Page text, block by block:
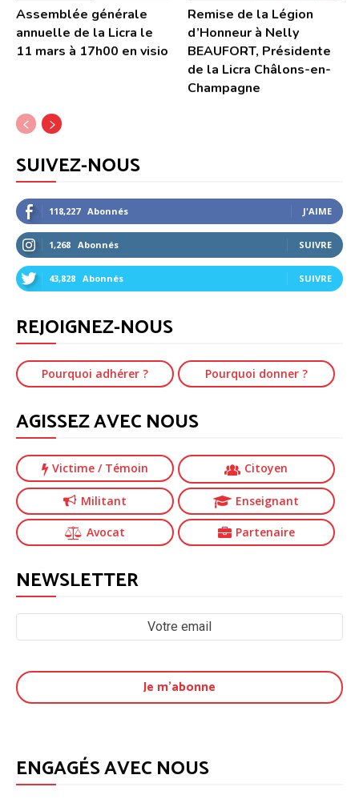
Assemblée générale
annuelle de la Licra le
11 mars à 17h00 en visio
Remise de la Légion
d’Honneur à Nelly
BEAUFORT, Présidente
de la Licra Châlons-en-
Champagne
SUIVEZ-NOUS
118,227 Abonnés J'AIME
1,268 Abonnés SUIVRE
43,828 Abonnés SUIVRE
REJOIGNEZ-NOUS
Pourquoi adhérer ? Pourquoi donner ?
AGISSEZ AVEC NOUS
Victime / Témoin Citoyen
Militant Enseignant
Avocat Partenaire
NEWSLETTER
ENGAGÉS AVEC NOUS